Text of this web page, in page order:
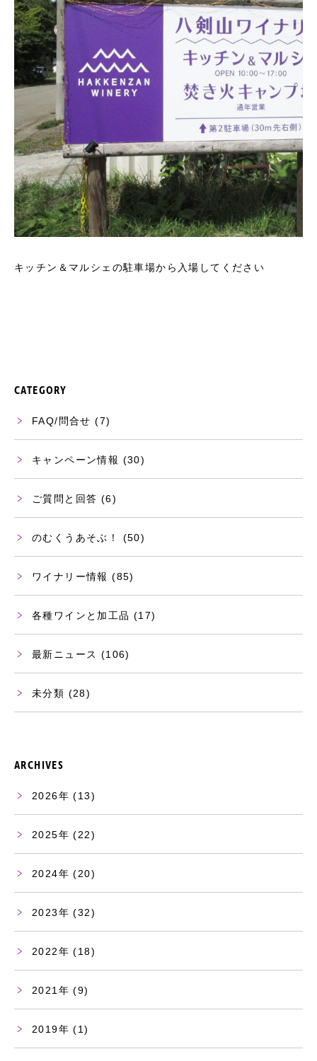
キッチン＆マルシェの駐車場から入場してください
CATEGORY
FAQ/問合せ (7)
キャンペーン情報 (30)
ご質問と回答 (6)
のむくうあそぶ！ (50)
ワイナリー情報 (85)
各種ワインと加工品 (17)
最新ニュース (106)
未分類 (28)
ARCHIVES
2026 (13)
2025 (22)
2024 (20)
2023 (32)
2022 (18)
2021 (9)
2019 (1)